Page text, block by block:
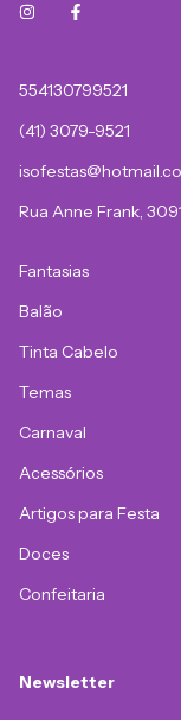
554130799521
(41) 3079-9521
Rua Anne Frank,
Fantasias
Balão
Tinta Cabelo
Temas
Carnaval
Acessórios
Artigos para Festa
Doces
Confeitaria
Newsletter